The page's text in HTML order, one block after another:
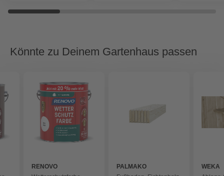
Könnte zu Deinem Gartenhaus passen
RENOVO
PALMAKO
WEKA